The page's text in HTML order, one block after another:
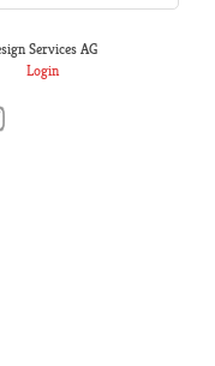
Services AG
Login